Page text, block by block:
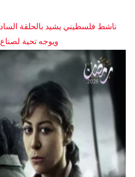
ناشط فلسطيني يشيد بالحلقة
ويوجه تحية